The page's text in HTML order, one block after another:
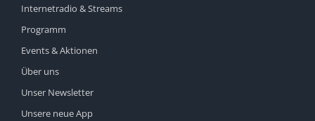
Internetradio & Streams
Programm
Events & Aktionen
Über uns
Unser Newsletter
Unsere neue App